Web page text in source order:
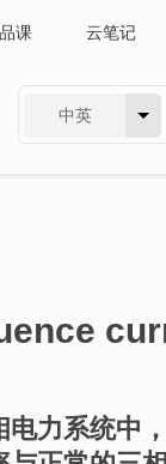
课 云笔记
中英
电力系统中